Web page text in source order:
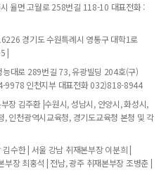
율면 고월로 258번길 118-10 대표전화 :
경기도 수원특례시 영통구 대학1로
|
대로 289번길 73, 유광빌딩 204호(구)
9978 인천지부 대표전화 032)818-8944
장 김주환 |수원시, 성남시, 안양시, 화성시,
인천광역시교육청, 경기도교육청 본청 및 각
수한 | 서울 강남 취재본부장 이분희 |
장 최홍석 | 전남, 광주 취재본부장 조병춘 |